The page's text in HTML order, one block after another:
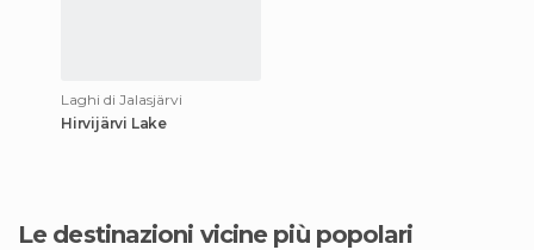
Laghi di Jalasjärvi
Hirvijärvi Lake
Le destinazioni vicine più popolari